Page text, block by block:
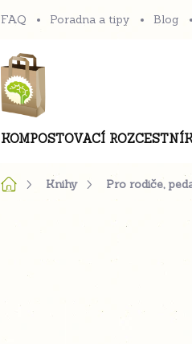
FAQ Poradna a tipy Blog
KOMPOSTOVACÍ
DomůKnihy Pro rodiče,